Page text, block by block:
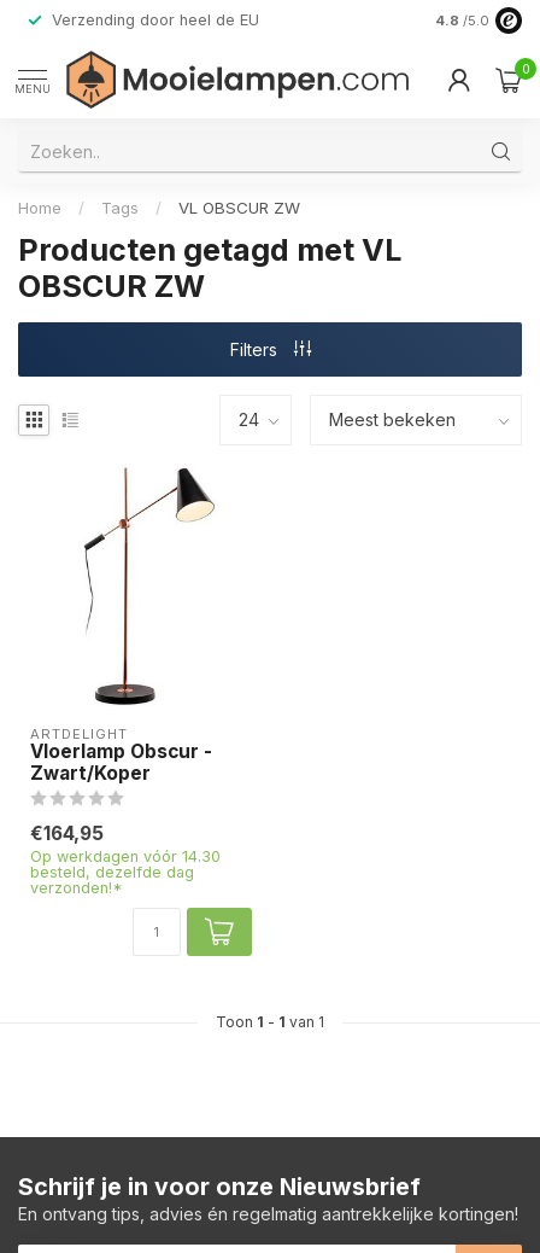
Verzending door heel de EU Alleen
4.8 /5.0
MENU
0
Home / Tags / VL OBSCUR ZW
Producten getagd met VL
OBSCUR ZW
Filters
ARTDELIGHT
Vloerlamp Obscur -
Zwart/Koper
€164,95
Op werkdagen vóór 14.30
besteld, dezelfde dag
verzonden!*
Toon 1 - 1 van 1
Schrijf je in voor onze Nieuwsbrief
En ontvang tips, advies én regelmatig aantrekkelijke kortingen!